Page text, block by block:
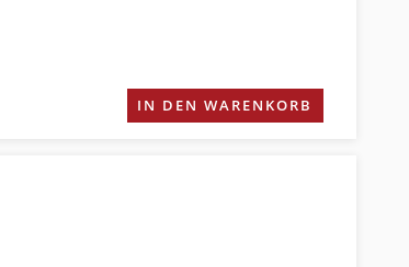
IN DEN WARENKORB